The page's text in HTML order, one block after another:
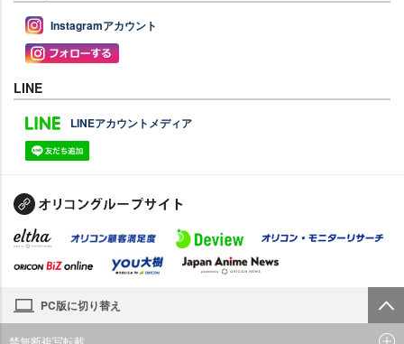
Instagramアカウント
LINE
LINEアカウントメディア
PC版に切り替え
禁無断複写転載